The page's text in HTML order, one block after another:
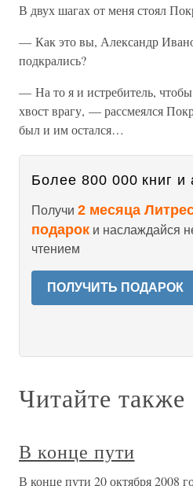
В двух шагах от меня стоял
— Как это вы, Александр
подкрались?
— На то я и истребитель, чтобы
хвост врагу, — рассмеялся
был и им остался…
Более 800 000 книг и
Получи 2 месяца
подарок и наслаждайся
чтением
ПОЛУЧИТЬ ПОДАРОК
Читайте также
В конце пути
В конце пути 20 октября 2008